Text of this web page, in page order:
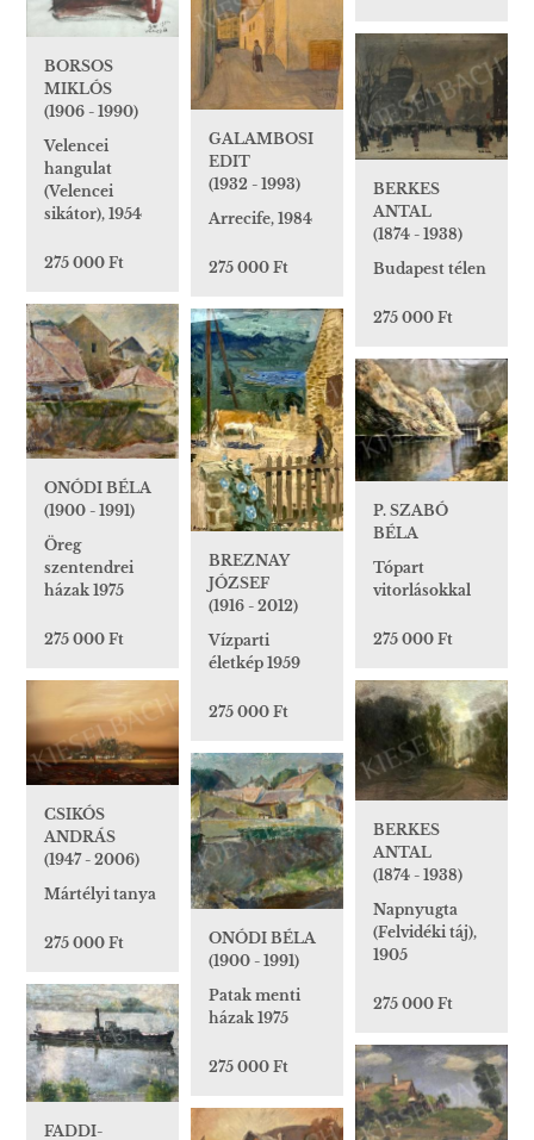
BORSOS
MIKLÓS
(1906 - 1990)
Velencei
hangulat
(Velencei
sikátor), 1954
275 000 Ft
GALAMBOSI
EDIT
(1932 - 1993)
Arrecife, 1984
275 000 Ft
BERKES
ANTAL
(1874 - 1938)
Budapest télen
275 000 Ft
ONÓDI BÉLA
(1900 - 1991)
Öreg
szentendrei
házak 1975
275 000 Ft
BREZNAY
JÓZSEF
(1916 - 2012)
Vízparti
életkép 1959
275 000 Ft
P. SZABÓ
BÉLA
Tópart
vitorlásokkal
275 000 Ft
CSIKÓS
ANDRÁS
(1947 - 2006)
Mártélyi tanya
275 000 Ft
BERKES
ANTAL
(1874 - 1938)
Napnyugta
(Felvidéki táj),
1905
275 000 Ft
ONÓDI BÉLA
(1900 - 1991)
Patak menti
házak 1975
275 000 Ft
FADDI-